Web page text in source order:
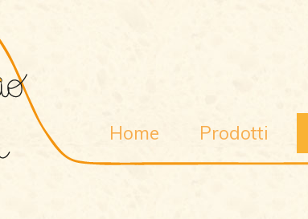
Home Prodotti